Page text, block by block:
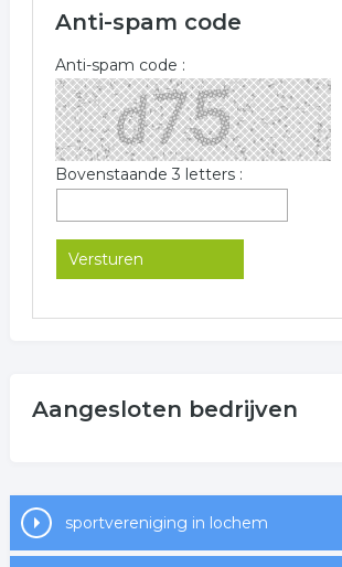
Anti-spam code
Anti-spam code :
Bovenstaande 3 letters :
Aangesloten bedrijven
sportvereniging in lochem